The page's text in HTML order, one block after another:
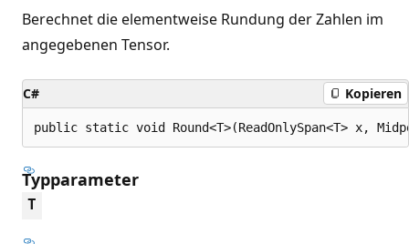
Berechnet die elementweise Rundung der Zahlen im
angegebenen Tensor.
C# Kopieren
public static void Round<T>(ReadOnlySpan<T> x,
Typparameter
T